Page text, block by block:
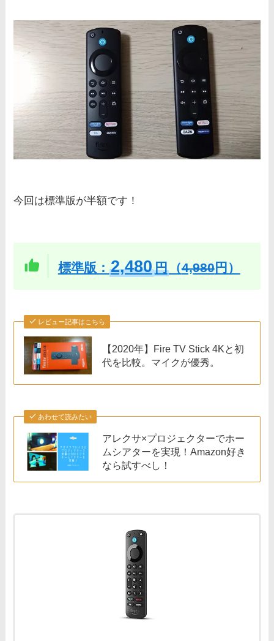
今回は標準版が半額です！
標準版： 2,480円（4,980円）
レビュー記事はこちら
【2020年】Fire TV Stick 4Kと初
代を比較。マイクが優秀。
あわせて読みたい
アレクサ×プロジェクターでホー
ムシアターを実現！Amazon好き
なら試すべし！